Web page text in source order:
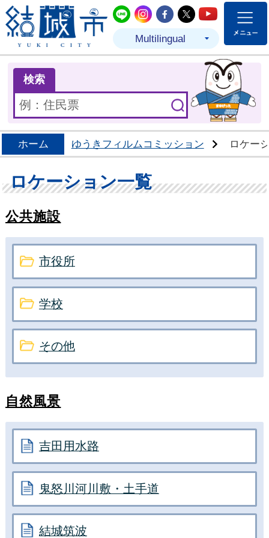
結城市公式LINE
結城市公式Instagram
結城市公式
結城市公式
結城市
Multilingual
検索
ホーム ゆうきフィルムコミッション ロケー
ロケーション一覧
公共施設
市役所
学校
その他
自然風景
吉田用水路
鬼怒川河川敷・土手道
結城筑波